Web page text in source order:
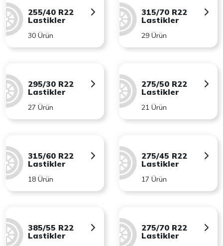
255/40 R22
Lastikler
30 Ürün
315/70 R22
Lastikler
29 Ürün
295/30 R22
Lastikler
27 Ürün
275/50 R22
Lastikler
21 Ürün
315/60 R22
Lastikler
18 Ürün
275/45 R22
Lastikler
17 Ürün
385/55 R22
Lastikler
275/70 R22
Lastikler